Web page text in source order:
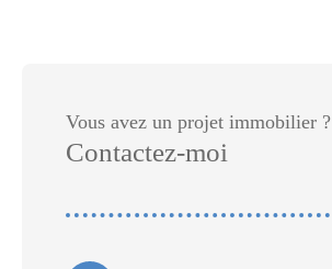
Vous avez un projet immobilier ?
Contactez-moi